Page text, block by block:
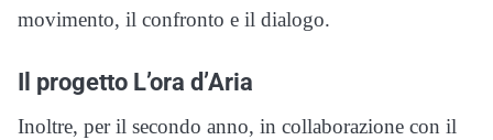
movimento, il confronto e il dialogo.
Il progetto L’ora d’Aria
Inoltre, per il secondo anno, in collaborazione con il